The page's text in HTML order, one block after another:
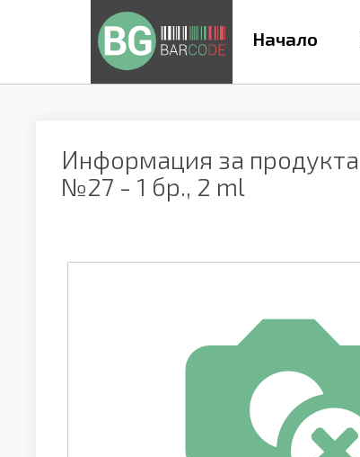
Начало
Информация за продукта
№27 - 1 бр., 2 ml